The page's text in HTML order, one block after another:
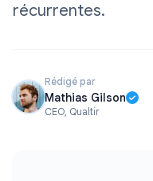
récurrentes.
Rédigé par
Mathias Gilson
CEO, Qualtir